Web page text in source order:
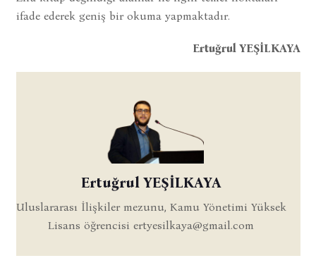
ifade ederek geniş bir okuma yapmaktadır.
Ertuğrul YEŞİLKAYA
Ertuğrul YEŞİLKAYA
Uluslararası İlişkiler mezunu, Kamu Yönetimi Yüksek
Lisans öğrencisi ertyesilkaya@gmail.com